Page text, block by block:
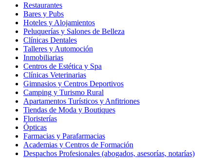
Restaurantes
Bares y Pubs
Hoteles y Alojamientos
Peluquerías y Salones de Belleza
Clínicas Dentales
Talleres y Automoción
Inmobiliarias
Centros de Estética y Spa
Clínicas Veterinarias
Gimnasios y Centros Deportivos
Camping y Turismo Rural
Apartamentos Turísticos y Anfitriones
Tiendas de Moda y Boutiques
Floristerías
Ópticas
Farmacias y Parafarmacias
Academias y Centros de Formación
Despachos Profesionales (abogados, asesorías, notarías)